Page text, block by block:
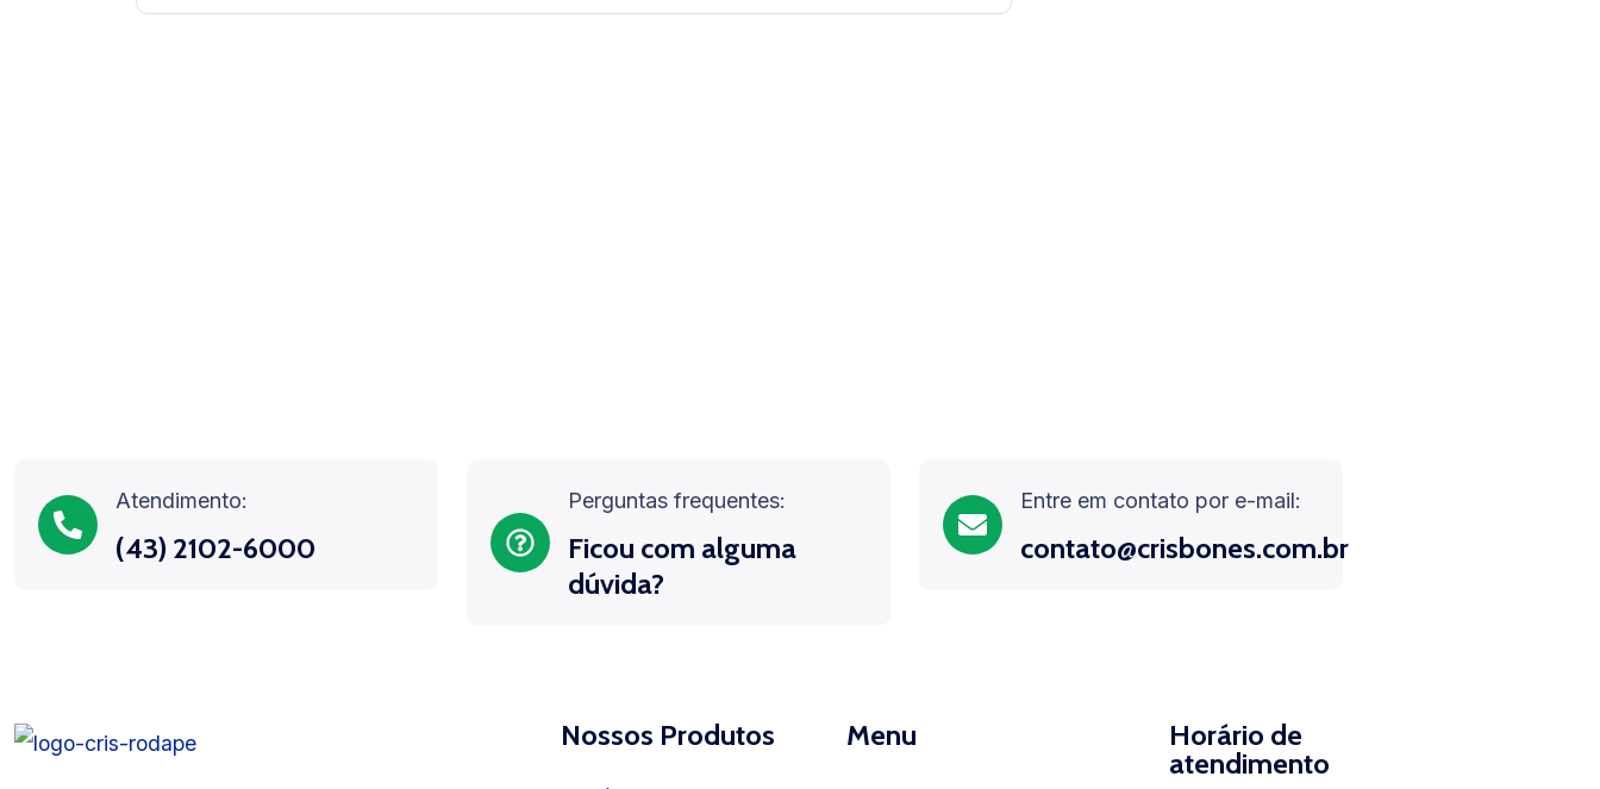
Atendimento:
(43) 2102-6000
Perguntas frequentes:
Ficou com alguma
dúvida?
Entre em contato por e-mail:
contato@crisbones.com.br
Nossos Produtos Menu
Horário de
atendimento